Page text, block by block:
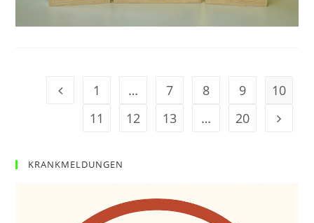
1 … 7 8 9
10
11
12 13 … 20
KRANKMELDUNGEN